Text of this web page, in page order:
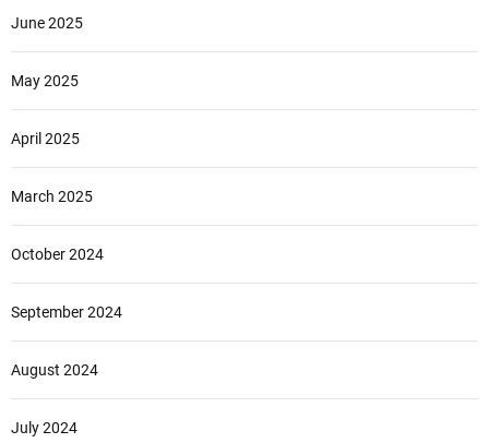
June 2025
May 2025
April 2025
March 2025
October 2024
September 2024
August 2024
July 2024